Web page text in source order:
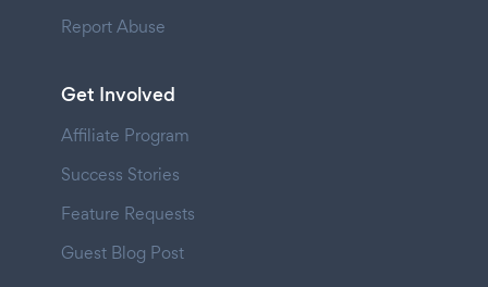
Report Abuse
Get Involved
Affiliate Program
Success Stories
Feature Requests
Guest Blog Post